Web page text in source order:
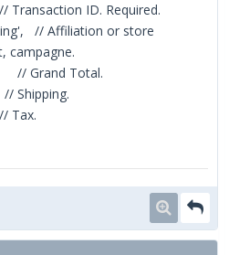
ID. Required.
// Affiliation or store
campagne.
Grand Total.